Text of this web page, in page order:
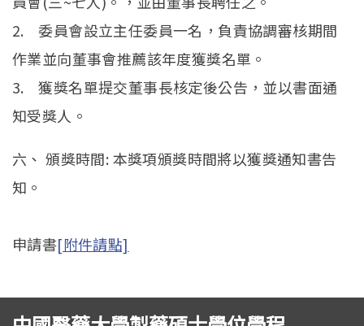
2. 委員會設立主任委員一名，負責協調審核期間
作業並向董事會推薦該年度獲獎名單。
3. 獲獎名單提交董事長核定後公告，並以書面通
知受獎人。
六、 頒獎時間: 本獎項頒獎時間將以獲獎通知書告
知。
申請書[附件請點]